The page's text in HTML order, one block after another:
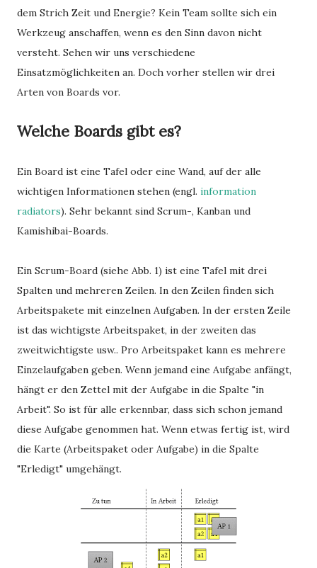
dem Strich Zeit und Energie? Kein Team sollte sich ein
Werkzeug anschaffen, wenn es den Sinn davon nicht
versteht. Sehen wir uns verschiedene
Einsatzmöglichkeiten an. Doch vorher stellen wir drei
Arten von Boards vor.
Welche Boards gibt es?
Ein Board ist eine Tafel oder eine Wand, auf der alle
wichtigen Informationen stehen (engl. information
radiators). Sehr bekannt sind Scrum-, Kanban und
Kamishibai-Boards.
Ein Scrum-Board (siehe Abb. 1) ist eine Tafel mit drei
Spalten und mehreren Zeilen. In den Zeilen finden sich
Arbeitspakete mit einzelnen Aufgaben. In der ersten Zeile
ist das wichtigste Arbeitspaket, in der zweiten das
zweitwichtigste usw.. Pro Arbeitspaket kann es mehrere
Einzelaufgaben geben. Wenn jemand eine Aufgabe anfängt,
hängt er den Zettel mit der Aufgabe in die Spalte "in
Arbeit". So ist für alle erkennbar, dass sich schon jemand
diese Aufgabe genommen hat. Wenn etwas fertig ist, wird
die Karte (Arbeitspaket oder Aufgabe) in die Spalte
"Erledigt" umgehängt.